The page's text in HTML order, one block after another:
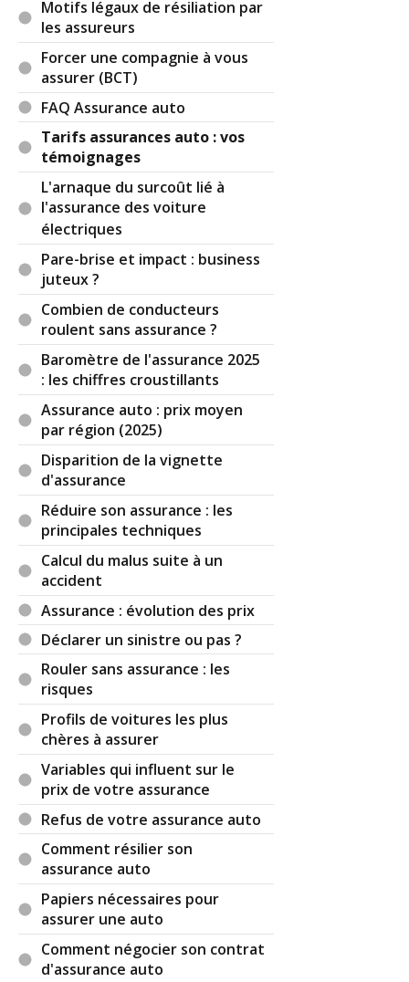
Motifs légaux de résiliation par
les assureurs
Forcer une compagnie à vous
assurer (BCT)
FAQ Assurance auto
Tarifs assurances auto : vos
témoignages
L'arnaque du surcoût lié à
l'assurance des voiture
électriques
Pare-brise et impact : business
juteux ?
Combien de conducteurs
roulent sans assurance ?
Baromètre de l'assurance 2025
: les chiffres croustillants
Assurance auto : prix moyen
par région (2025)
Disparition de la vignette
d'assurance
Réduire son assurance : les
principales techniques
Calcul du malus suite à un
accident
Assurance : évolution des prix
Déclarer un sinistre ou pas ?
Rouler sans assurance : les
risques
Profils de voitures les plus
chères à assurer
Variables qui influent sur le
prix de votre assurance
Refus de votre assurance auto
Comment résilier son
assurance auto
Papiers nécessaires pour
assurer une auto
Comment négocier son contrat
d'assurance auto